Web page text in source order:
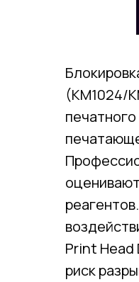
(KM1024/
Print Head
риск